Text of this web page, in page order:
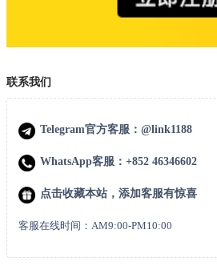
联系我们
Telegram官方客服：@link1188
WhatsApp客服：+852 46346602
点击收藏本站，添加客服有惊喜
客服在线时间：AM9:00-PM10:00